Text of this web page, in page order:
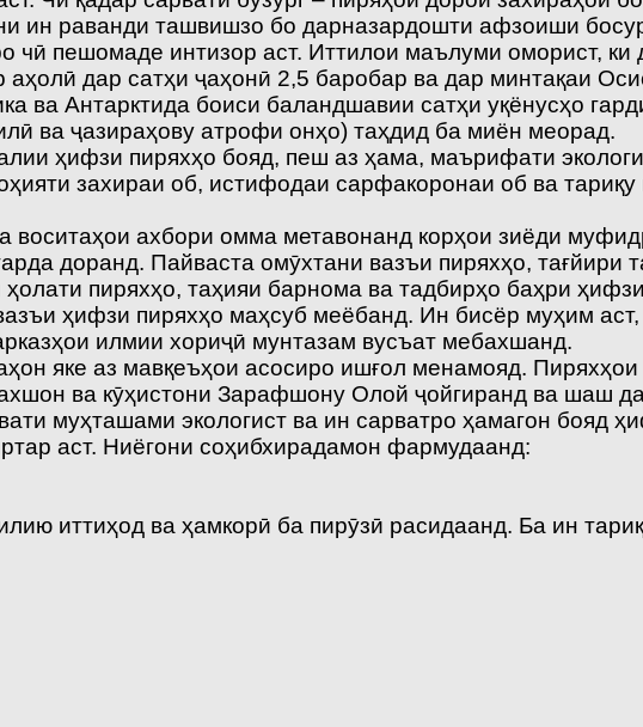
ин раванди ташвишзо бо дарназардошти афзоиши
чӣ пешомаде интизор аст. Иттилои маълуми оморист, ки
дар сатҳи ҷаҳонӣ 2,5 баробар ва дар минтақаи
ва Антарктида боиси баландшавии сатҳи уқёнусҳо
ва ҷазираҳову атрофи онҳо) таҳдид ба миён меорад.
ҳифзи пиряхҳо бояд, пеш аз ҳама, маърифати
захираи об, истифодаи сарфакоронаи об ва
воситаҳои ахбори омма метавонанд корҳои зиёди
доранд. Пайваста омӯхтани вазъи пиряхҳо, тағйири
пиряхҳо, таҳияи барнома ва тадбирҳо баҳри
ҳифзи пиряхҳо маҳсуб меёбанд. Ин бисёр муҳим
илмии хориҷӣ мунтазам вусъат мебахшанд.
яке аз мавқеъҳои асосиро ишғол менамояд.
ва кӯҳистони Зарафшону Олой ҷойгиранд ва шаш
муҳташами экологист ва ин сарватро ҳамагон бояд
аст. Ниёгони соҳибхирадамон фармудаанд:
иттиҳод ва ҳамкорӣ ба пирӯзӣ расидаанд. Ба ин